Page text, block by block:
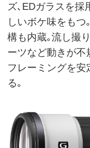
ズ､EDガラスを採
しいボケ味をも
構も内蔵｡流し撮
ーツなど動きが不
フレーミングを
る｡